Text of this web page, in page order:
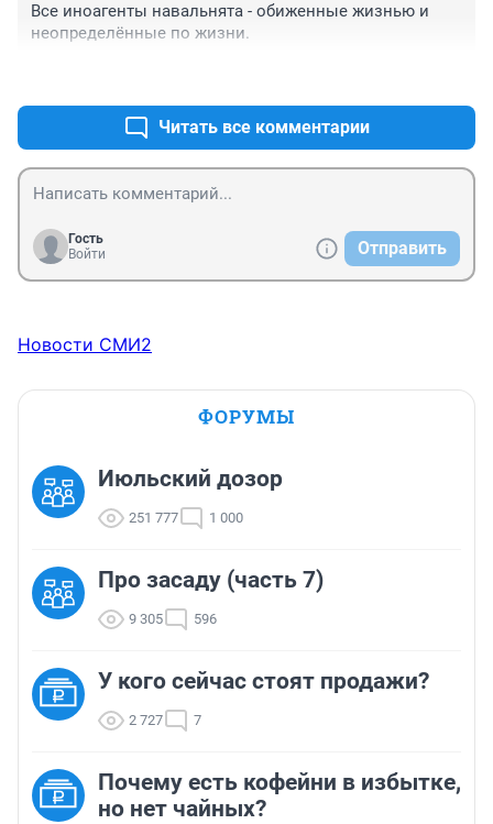
Все иноагенты навальнята - обиженные жизнью и
неопределённые по жизни.
Читать все комментарии
Гость
Войти
Отправить
Новости СМИ2
ФОРУМЫ
Июльский дозор
251 777 1 000
Про засаду (часть 7)
9 305 596
У кого сейчас стоят продажи?
2 727 7
Почему есть кофейни в избытке,
но нет чайных?